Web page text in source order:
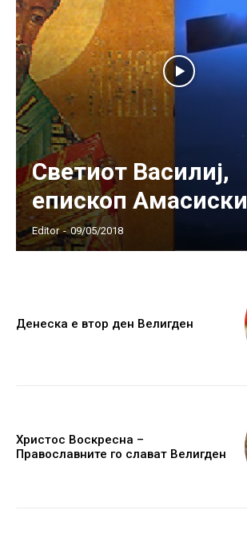
Светиот Василиј,
епископ Амасиски
Editor - 09/05/2018
Денеска е втор ден Велигден
Христос Воскресна –
Православните го слават Велигден